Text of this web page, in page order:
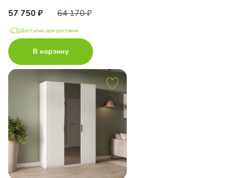
57 750 64 170
Доступно для доставки
В корзину